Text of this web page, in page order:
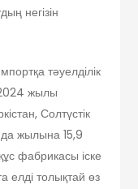
негізін
тәуелділік
жылы
Солтүстік
жылына 15,9
фабрикасы іске
елді толықтай өз